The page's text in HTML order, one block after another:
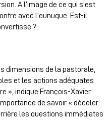
A l’image de ce qui s’est
avec l’eunuque. Est-il
?
dimensions de la pastorale,
et les actions adéquates
», indique François-Xavier
de savoir « déceler
les questions immédiates